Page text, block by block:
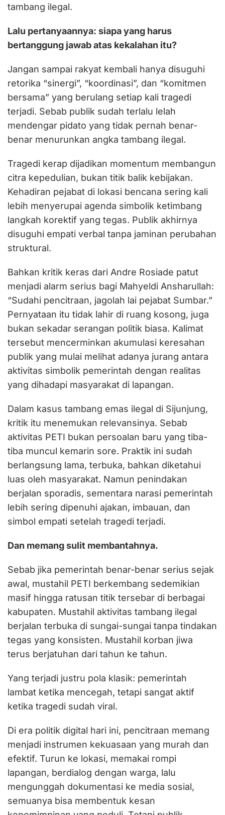
tambang ilegal.
Lalu pertanyaannya: siapa yang harus
bertanggung jawab atas kekalahan itu?
Jangan sampai rakyat kembali hanya disuguhi
retorika “sinergi”, “koordinasi”, dan “komitmen
bersama” yang berulang setiap kali tragedi
terjadi. Sebab publik sudah terlalu lelah
mendengar pidato yang tidak pernah benar-
benar menurunkan angka tambang ilegal.
Tragedi kerap dijadikan momentum membangun
citra kepedulian, bukan titik balik kebijakan.
Kehadiran pejabat di lokasi bencana sering kali
lebih menyerupai agenda simbolik ketimbang
langkah korektif yang tegas. Publik akhirnya
disuguhi empati verbal tanpa jaminan perubahan
struktural.
Bahkan kritik keras dari Andre Rosiade patut
menjadi alarm serius bagi Mahyeldi Ansharullah:
“Sudahi pencitraan, jagolah lai pejabat Sumbar.”
Pernyataan itu tidak lahir di ruang kosong, juga
bukan sekadar serangan politik biasa. Kalimat
tersebut mencerminkan akumulasi keresahan
publik yang mulai melihat adanya jurang antara
aktivitas simbolik pemerintah dengan realitas
yang dihadapi masyarakat di lapangan.
Dalam kasus tambang emas ilegal di Sijunjung,
kritik itu menemukan relevansinya. Sebab
aktivitas PETI bukan persoalan baru yang tiba-
tiba muncul kemarin sore. Praktik ini sudah
berlangsung lama, terbuka, bahkan diketahui
luas oleh masyarakat. Namun penindakan
berjalan sporadis, sementara narasi pemerintah
lebih sering dipenuhi ajakan, imbauan, dan
simbol empati setelah tragedi terjadi.
Dan memang sulit membantahnya.
Sebab jika pemerintah benar-benar serius sejak
awal, mustahil PETI berkembang sedemikian
masif hingga ratusan titik tersebar di berbagai
kabupaten. Mustahil aktivitas tambang ilegal
berjalan terbuka di sungai-sungai tanpa tindakan
tegas yang konsisten. Mustahil korban jiwa
terus berjatuhan dari tahun ke tahun.
Yang terjadi justru pola klasik: pemerintah
lambat ketika mencegah, tetapi sangat aktif
ketika tragedi sudah viral.
Di era politik digital hari ini, pencitraan memang
menjadi instrumen kekuasaan yang murah dan
efektif. Turun ke lokasi, memakai rompi
lapangan, berdialog dengan warga, lalu
mengunggah dokumentasi ke media sosial,
semuanya bisa membentuk kesan